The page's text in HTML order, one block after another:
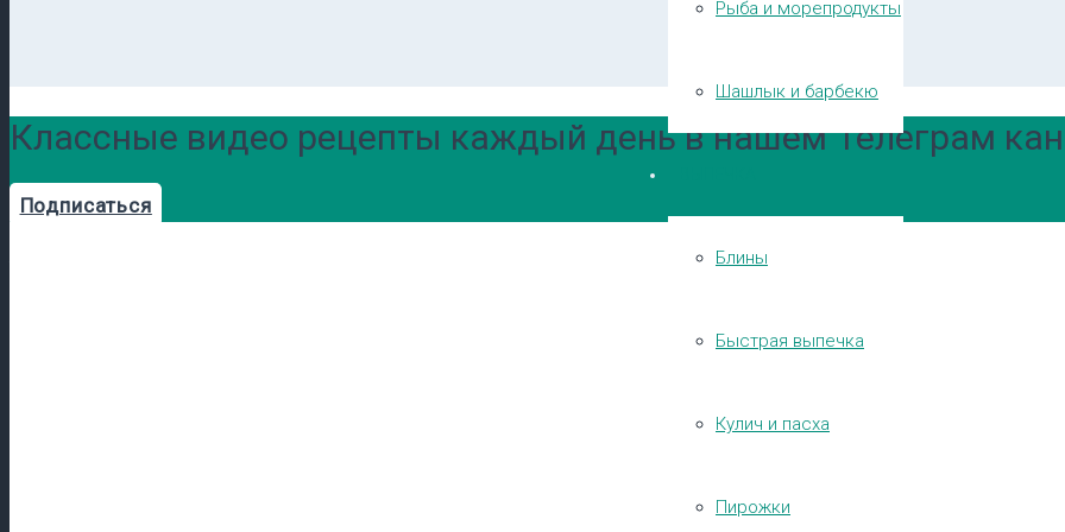
Рыба и морепродукты
Шашлык и барбекю
Блины
Быстрая выпечка
Кулич и пасха
Пирожки
Классные видео рецепты каждый день в нашем Телеграм
Подписаться